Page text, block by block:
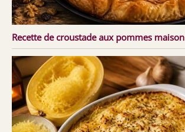
Recette de croustade aux pommes maison